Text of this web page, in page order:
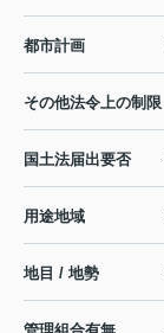
都市計画
その他法令上の制限
国土法届出要否
用途地域
地目 / 地勢